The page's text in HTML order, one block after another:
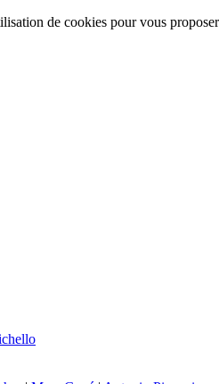
de cookies pour vous